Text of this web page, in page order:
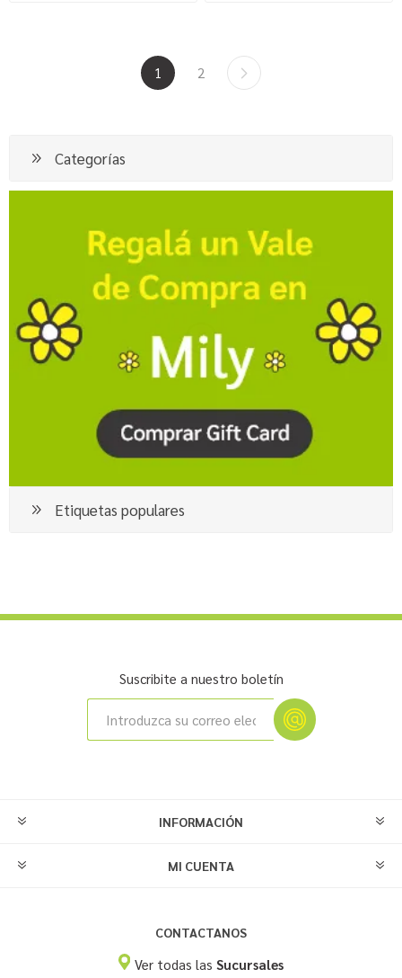
1 2
Categorías
Etiquetas populares
Suscribite a nuestro boletín
INFORMACIÓN
MI CUENTA
CONTACTANOS
Ver todas lasSucursales